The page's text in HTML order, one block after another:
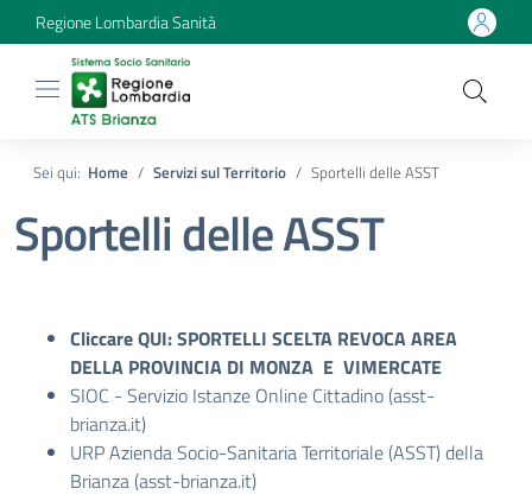
Regione Lombardia Sanità
Sei qui: Home Servizi sul Territorio Sportelli delle ASST
Sportelli delle ASST
CliccareQUI: SPORTELLI SCELTA REVOCA AREA
DELLA PROVINCIA DI MONZA E VIMERCATE
SIOC - Servizio Istanze Online Cittadino (asst-
brianza.it)
URP Azienda Socio-Sanitaria Territoriale (ASST) della
Brianza (asst-brianza.it)